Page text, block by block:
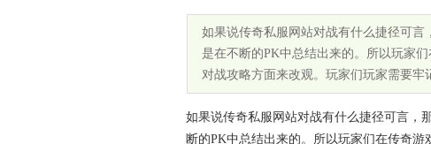
如果说传奇私服网站对战有什么捷径可
是在不断的PK中总结出来的。所以玩家
对战攻略方面来改观。玩家们玩家需要牢
如果说传奇私服网站对战有什么捷径可言，
断的PK中总结出来的。所以玩家们在传奇